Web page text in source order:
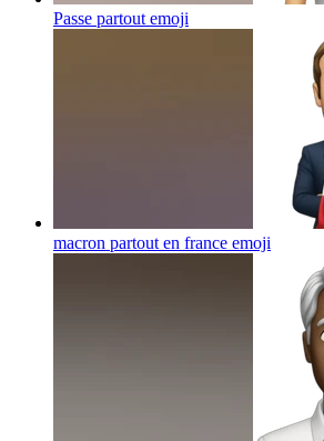
Passe partout emoji
macron partout en france emoji